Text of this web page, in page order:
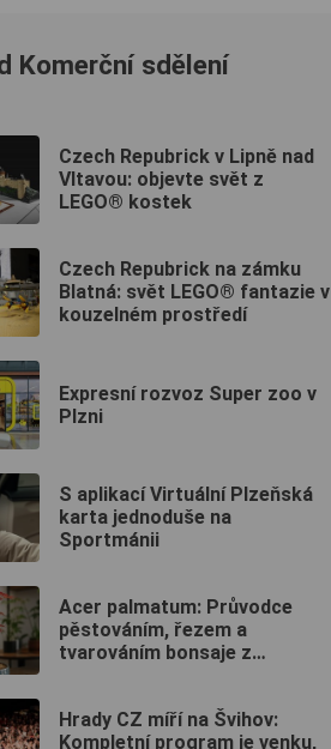
Komerční sdělení
Czech Repubrick v Lipně nad
Vltavou: objevte svět z
LEGO® kostek
Czech Repubrick na zámku
Blatná: svět LEGO® fantazie v
kouzelném prostředí
Expresní rozvoz Super zoo v
Plzni
S aplikací Virtuální Plzeňská
karta jednoduše na
Sportmánii
Acer palmatum: Průvodce
pěstováním, řezem a
tvarováním bonsaje z
Hrady CZ míří na Švihov:
Kompletní program je venku,